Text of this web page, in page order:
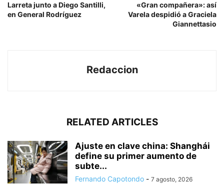
Larreta junto a Diego Santilli,
en General Rodríguez
«Gran compañera»: así
Varela despidió a Graciela
Giannettasio
Redaccion
RELATED ARTICLES
Ajuste en clave china: Shanghái
define su primer aumento de
subte...
Fernando Capotondo - 7 agosto, 2026